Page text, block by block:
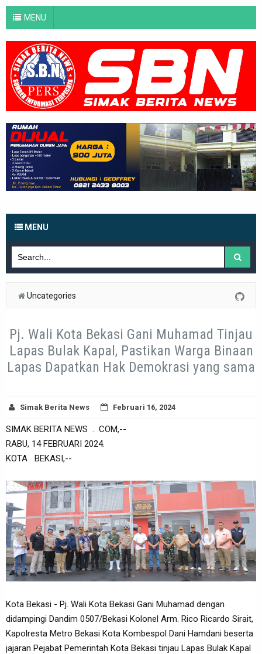
MENU
MENU
Uncategories
Pj. Wali Kota Bekasi Gani Muhamad Tinjau
Lapas Bulak Kapal, Pastikan Warga Binaan
Lapas Dapatkan Hak Demokrasi yang sama
Simak Berita News Februari 16, 2024
SIMAK BERITA NEWS . COM,--
RABU, 14 FEBRUARI 2024.
KOTA BEKASI,--
Kota Bekasi - Pj. Wali Kota Bekasi Gani Muhamad dengan
didampingi Dandim 0507/Bekasi Kolonel Arm. Rico Ricardo Sirait,
Kapolresta Metro Bekasi Kota Kombespol Dani Hamdani beserta
jajaran Pejabat Pemerintah Kota Bekasi tinjau Lapas Bulak Kapal